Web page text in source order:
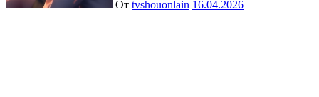
От tvshouonlain 16.04.2026